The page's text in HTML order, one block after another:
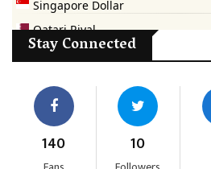
Stay Connected
140 10